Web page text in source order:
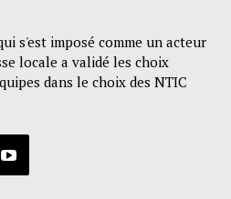
s'est imposé comme un acteur
locale a validé les choix
dans le choix des NTIC